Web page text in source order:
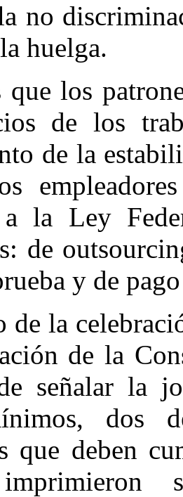
no
huelga.
los
de los
de la
la Ley
de
y de
de la
de la
señalar la
dos
que deben